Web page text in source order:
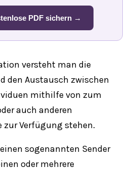
PDF sichern →
versteht man die
den Austausch zwischen
mithilfe von zum
auch anderen
zur Verfügung stehen.
sogenannten Sender
oder mehrere